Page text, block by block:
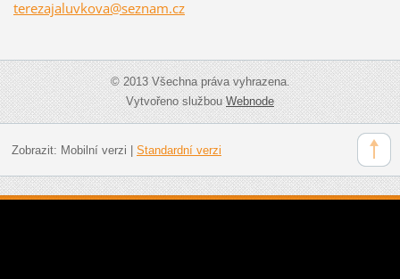
terezajaluvkova@seznam.cz
© 2013 Všechna práva vyhrazena.
Vytvořeno službouWebnode
Zobrazit: Mobilní verzi Standardní verzi